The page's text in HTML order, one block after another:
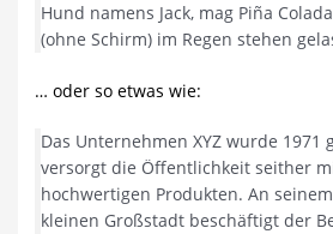
Hund namens Jack, mag Piña
(ohne Schirm) im Regen stehen
… oder so etwas wie:
Das Unternehmen XYZ wurde 1971
versorgt die Öffentlichkeit seither
hochwertigen Produkten. An
kleinen Großstadt beschäftigt der